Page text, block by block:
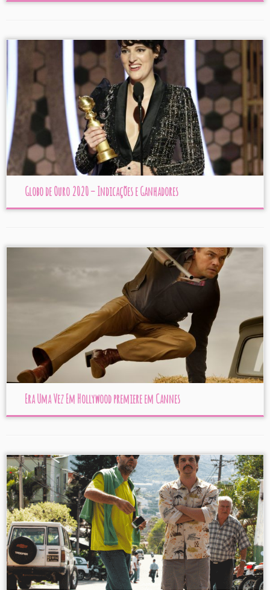
Globo de Ouro 2020 – Indicações e Ganhadores
Era Uma Vez Em Hollywood premiere em Cannes